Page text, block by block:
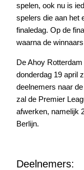
spelen, ook nu is
spelers die aan het
finaledag. Op de
waarna de
De Ahoy
donderdag 19 april
deelnemers naar
zal de Premier
afwerken, namelijk
Berlijn.
Deelnemers: